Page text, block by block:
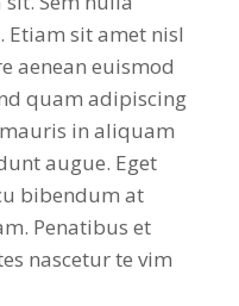
sit amet nisl
aenean euismod
quam adipiscing
in aliquam
augue. Eget
bibendum at
Penatibus et
nascetur te vim